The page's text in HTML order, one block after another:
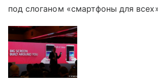
под слоганом «смартфоны для